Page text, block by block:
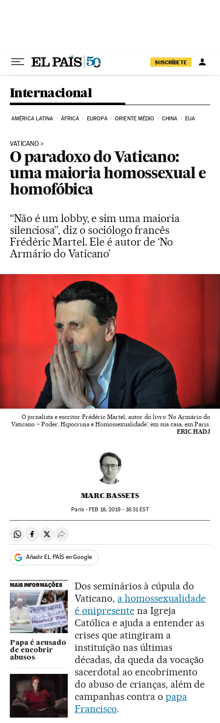
SUSCRÍBETE
Internacional
AMÉRICA LATINA ÁFRICA EUROPA ORIENTE MÉDIO CHINA EUA
VATICANO
O paradoxo do Vaticano:
uma maioria homossexual e
homofóbica
“Não é um lobby, e sim uma maioria
silenciosa”, diz o sociólogo francês
Frédéric Martel. Ele é autor de ‘No
Armário do Vaticano’
O jornalista e escritor Frédéric Martel, autor do livro ‘No Armário do
Vaticano – Poder, Hipocrisia e Homossexualidade’, em sua casa, em Paris.
ERIC HADJ
MARC BASSETS
París -FEB 18, 2019 - 16:31EST
Compartir en Whatsapp
Compartir en Facebook
Compartir en Twitter
Desplegar Redes Sociales
Añadir EL PAÍS en Google
MAIS INFORMAÇÕES
Papa é acusado
de encobrir
abusos
Dos seminários à cúpula do
Vaticano, a homossexualidade
é onipresentena Igreja
Católica e ajuda a entender as
crises que atingiram a
instituição nas últimas
décadas, da queda da vocação
sacerdotal ao encobrimento
do abuso de crianças, além de
campanhas contra o papa
Francisco.